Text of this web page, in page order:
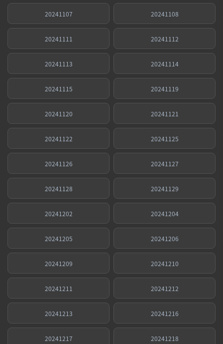
20241107 20241108
20241111 20241112
20241113 20241114
20241115 20241119
20241120 20241121
20241122 20241125
20241126 20241127
20241128 20241129
20241202 20241204
20241205 20241206
20241209 20241210
20241211 20241212
20241213 20241216
20241217 20241218